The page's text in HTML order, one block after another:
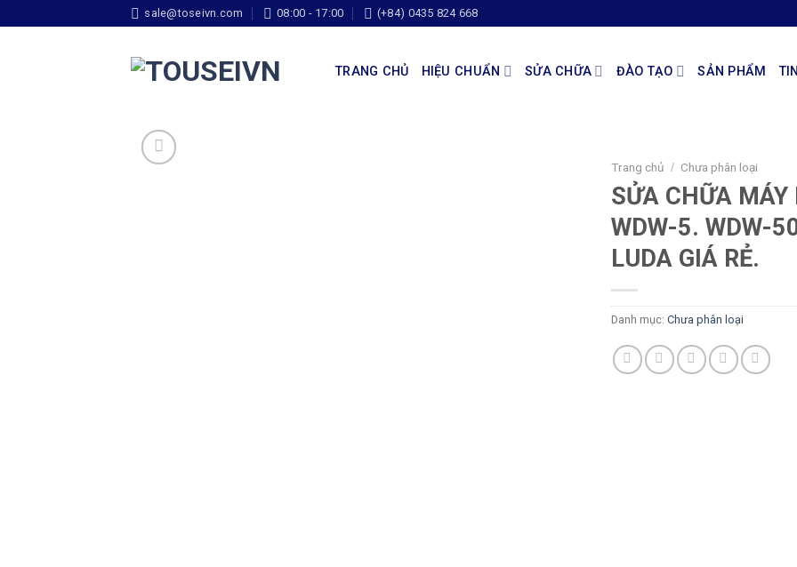
sale@toseivn.com 08:00 - 17:00 (+84) 0435 824 668
TRANG CHỦ HIỆU CHUẨN SỬA CHỮA ĐÀO TẠO SẢN PHẨM
Trang chủ / Chưa phân loại
SỬA CHỮA MÁY
WDW-5. WDW-
LUDA GIÁ RẺ.
Danh mục: Chưa phân loại